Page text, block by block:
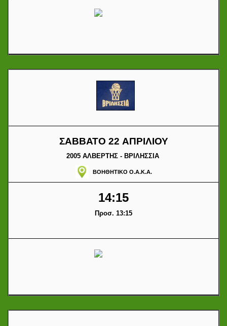
ΣΑΒΒΑΤΟ 22 ΑΠΡΙΛΙΟΥ
2005 ΑΛΒΕΡΤΗΣ - ΒΡΙΛΗΣΣΙΑ
ΒΟΗΘΗΤΙΚΟ Ο.Α.Κ.Α.
14:15
Προσ. 13:15